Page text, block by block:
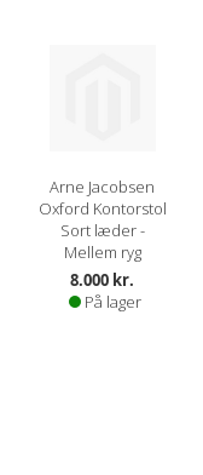
Arne Jacobsen
Oxford Kontorstol
Sort læder -
Mellem ryg
8.000 kr.
På lager